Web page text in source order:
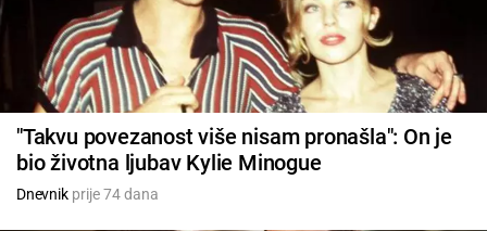
"Takvu povezanost više nisam pronašla": On je
bio životna ljubav Kylie Minogue
Dnevnikprije 74 dana